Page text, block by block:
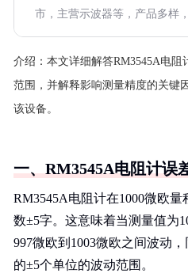
市，主营示波器等，产品多样
介绍： 本文详细解答RM3545A电阻
范围，并解释影响测量精度的关键
该设备。
一、RM3545A电阻计误
RM3545A电阻计在1000微欧
数±5字。这意味着当测量值为
997微欧到1003微欧之间波动
的±5个单位的波动范围。